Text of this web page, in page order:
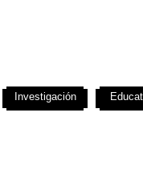
Investigación